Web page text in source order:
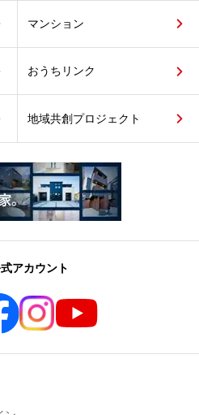
マンション
おうちリンク
地域共創プロジェクト
アカウント